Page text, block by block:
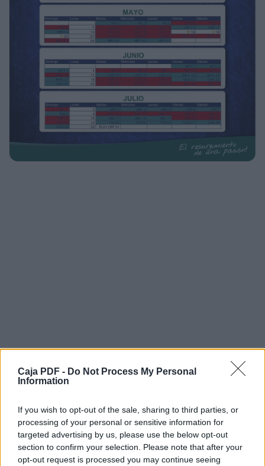
Caja PDF - Do Not Process My Personal
Information
If you wish to opt-out of the sale, sharing to third parties, or
processing of your personal or sensitive information for
targeted advertising by us, please use the below opt-out
section to confirm your selection. Please note that after your
opt-out request is processed you may continue seeing
Descargar el documento (PDF)
calendario-hoja carta (1).pdf (PDF, 6.1 MB)